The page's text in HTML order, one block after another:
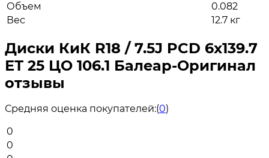
Объем
0.082
Вес
12.7 кг
Диски КиК R18 / 7.5J PCD 6x139.7
ЕТ 25 ЦО 106.1 Балеар-Оригинал
отзывы
Средняя оценка покупателей:(0)
0
0